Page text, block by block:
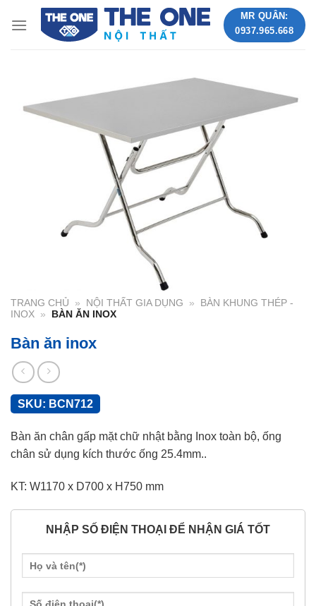
MR QUÂN:
0937.965.668
TRANG CHỦ » NỘI THẤT GIA DỤNG »
BÀN KHUNG THÉP -
INOX » BÀN ĂN INOX
Bàn ăn inox
SKU: BCN712
Bàn ăn chân gấp mặt chữ nhật bằng Inox toàn bộ, ống
chân sử dụng kích thước ống 25.4mm..
KT: W1170 x D700 x H750 mm
NHẬP SỐ ĐIỆN THOẠI ĐỂ NHẬN GIÁ TỐT